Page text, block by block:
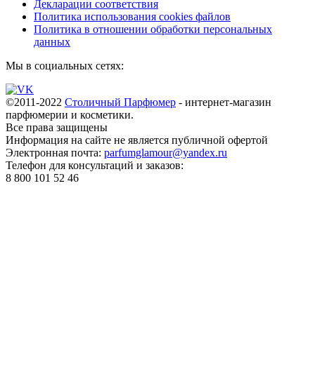
Декларации соответствия
Политика использования cookies файлов
Политика в отношении обработки персональных
данных
Мы в социальных сетях:
©2011-2022 Столичный Парфюмер - интернет-магазин
парфюмерии и косметики.
Все права защищены
Информация на сайте не является публичной офертой
Электронная почта: parfumglamour@yandex.ru
Телефон для консультаций и заказов:
8 800 101 52 46